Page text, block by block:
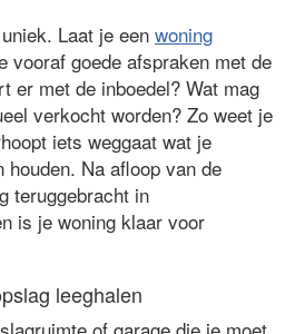
Laat je een woning
vooraf goede afspraken met de
er met de inboedel? Wat mag
verkocht worden? Zo weet je
iets weggaat wat je
Na afloop van de
teruggebracht in
is je woning klaar voor
leeghalen